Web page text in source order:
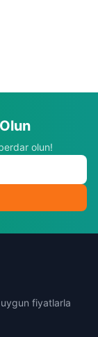
olun!
uygun fiyatlarla